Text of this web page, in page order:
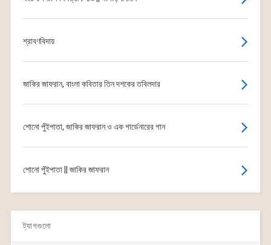
শ্রাবণবিদায়
জাকির জাফরান, বাংলা কবিতার তিন দশকের তবিলদার
শোনো পুঁইপাতা, জাকির জাফরান ও এক গার্ডেনারের গান
শোনো পুঁইপাতা || জাকির জাফরান
ট্যাগগুলো